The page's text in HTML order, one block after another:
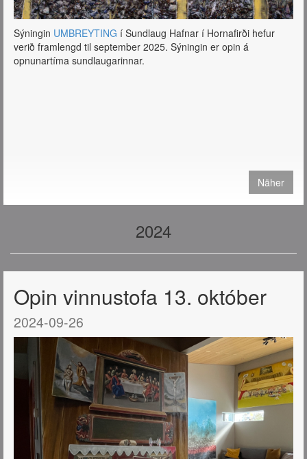
Sýningin UMBREYTING í Sundlaug Hafnar í Hornafirði hefur
verið framlengd til september 2025. Sýningin er opin á
opnunartíma sundlaugarinnar.
Näher
2024
Opin vinnustofa 13. október
2024-09-26